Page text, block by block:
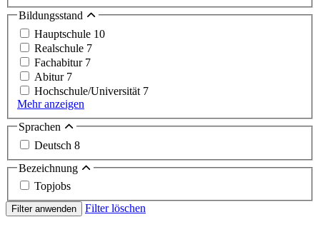
Bildungsstand
Hauptschule 10
Realschule 7
Fachabitur 7
Abitur 7
Hochschule/Universität 7
Mehr anzeigen
Sprachen
Deutsch 8
Bezeichnung
Topjobs
Filter anwenden Filter löschen